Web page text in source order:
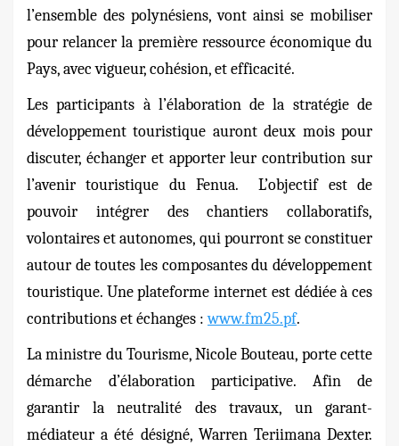
l’ensemble des polynésiens, vont ainsi se mobiliser
pour relancer la première ressource économique du
Pays, avec vigueur, cohésion, et efficacité.
Les participants à l’élaboration de la stratégie de
développement touristique auront deux mois pour
discuter, échanger et apporter leur contribution sur
l’avenir touristique du Fenua. L’objectif est de
pouvoir intégrer des chantiers collaboratifs,
volontaires et autonomes, qui pourront se constituer
autour de toutes les composantes du développement
touristique. Une plateforme internet est dédiée à ces
contributions et échanges :www.fm25.pf.
La ministre du Tourisme, Nicole Bouteau, porte cette
démarche d’élaboration participative. Afin de
garantir la neutralité des travaux, un garant-
médiateur a été désigné, Warren Teriimana Dexter.